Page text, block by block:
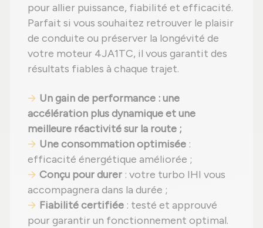
pour allier puissance, fiabilité et efficacité.
Parfait si vous souhaitez retrouver le plaisir
de conduite ou préserver la longévité de
votre moteur 4JA1TC, il vous garantit des
résultats fiables à chaque trajet.
Un gain de performance : une
accélération plus dynamique et une
meilleure réactivité sur la route ;
Une consommation optimisée :
efficacité énergétique améliorée ;
Conçu pour durer : votre turbo IHI vous
accompagnera dans la durée ;
Fiabilité certifiée : testé et approuvé
pour garantir un fonctionnement optimal.